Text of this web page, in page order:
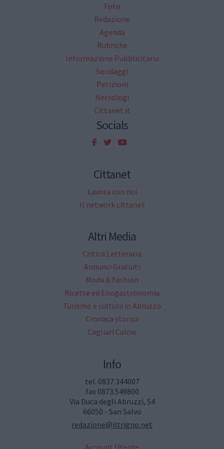
Foto
Redazione
Agenda
Rubriche
Informazione Pubblicitaria
Sondaggi
Petizioni
Necrologi
Cittanet.it
Socials
Cittanet
Lavora con noi
Il network cittanet
Altri Media
Critica Letteraria
Annunci Gratuiti
Moda & Fashion
Ricette ed Enogastronomia
Turismo e cultura in Abruzzo
Cronaca storica
Cagliari Calcio
Info
tel. 0837.344007
fax 0873.549800
Via Duca degli Abruzzi, 54
66050 - San Salvo
redazione@iltrigno.net
Account Utente